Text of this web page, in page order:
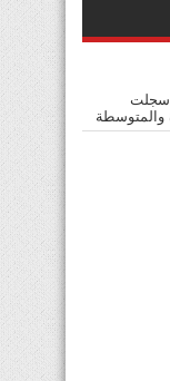
سجلت